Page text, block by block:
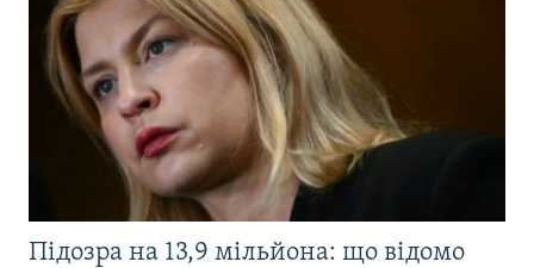
Підозра на 13,9 мільйона: що відомо